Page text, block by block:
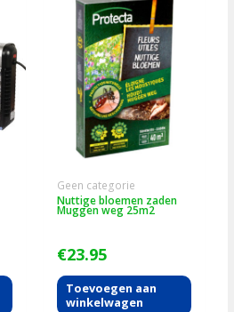
Geen categorie
Nuttige bloemen zaden
Muggen weg 25m2
€23.95
Toevoegen aan
winkelwagen